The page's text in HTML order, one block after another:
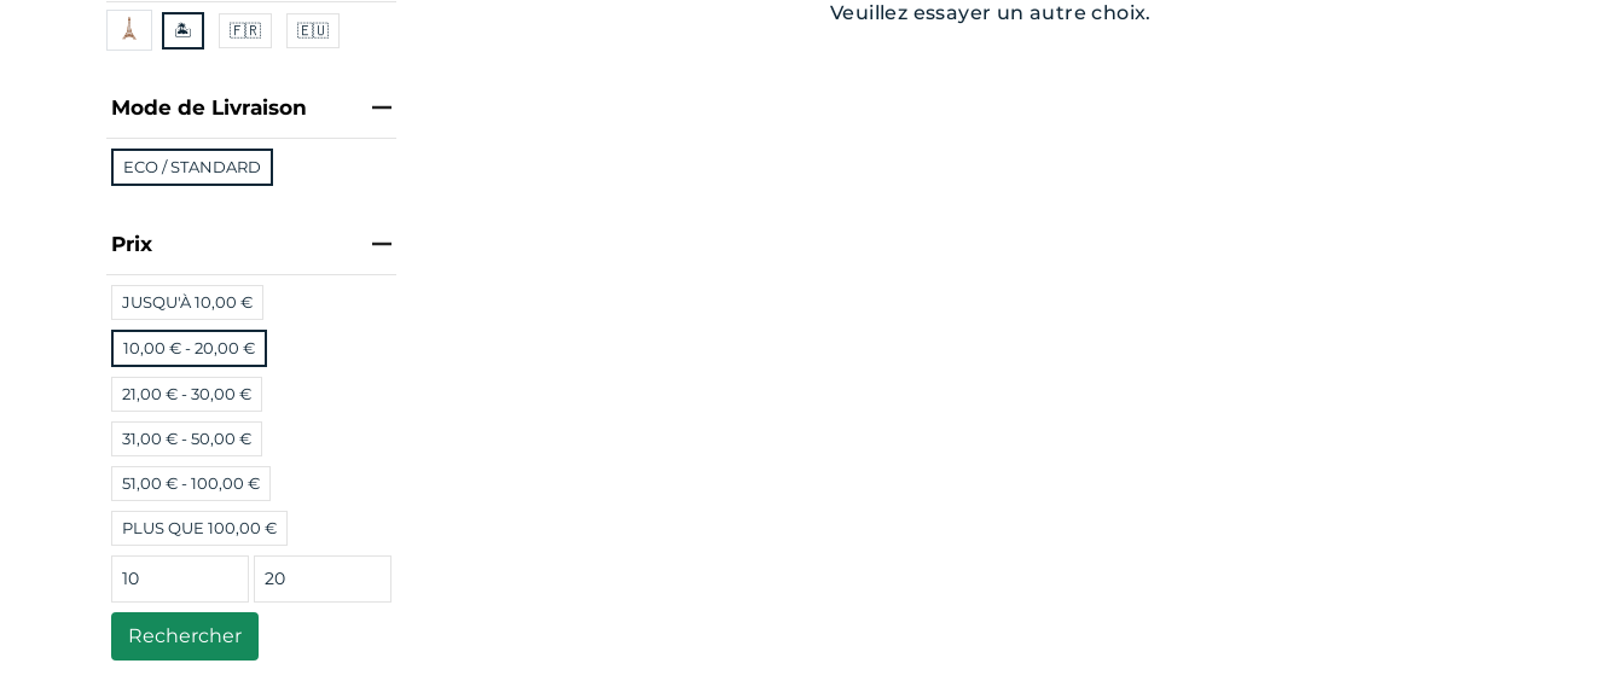
🏝 🇫🇷 🇪🇺
Mode de Livraison
ECO / STANDARD
Prix
JUSQU'À 10,00 €
10,00 € - 20,00 €
21,00 € - 30,00 €
31,00 € - 50,00 €
51,00 € - 100,00 €
PLUS QUE 100,00 €
Rechercher
Veuillez essayer un autre choix.